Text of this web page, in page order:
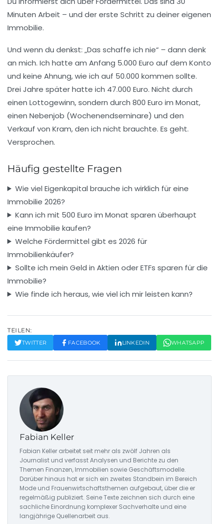
Minuten Arbeit – und der erste Schritt zu deiner eigenen
Immobilie.
Und wenn du denkst: „Das schaffe ich nie“ – dann denk
an mich. Ich hatte am Anfang 5.000 Euro auf dem Konto
und keine Ahnung, wie ich auf 50.000 kommen sollte.
Drei Jahre später hatte ich 47.000 Euro. Nicht durch
einen Lottogewinn, sondern durch 800 Euro im Monat,
einen Nebenjob (Wochenendseminare) und den
Verkauf von Kram, den ich nicht brauchte. Es geht.
Versprochen.
Häufig gestellte Fragen
Wie viel Eigenkapital brauche ich wirklich für eine
Immobilie 2026?
Kann ich mit 500 Euro im Monat sparen überhaupt
eine Immobilie kaufen?
Welche Fördermittel gibt es 2026 für
Immobilienkäufer?
Sollte ich mein Geld in Aktien oder ETFs sparen für die
Immobilie?
Wie finde ich heraus, wie viel ich mir leisten kann?
TEILEN:
TWITTER FACEBOOK LINKEDIN WHATSAPP
Fabian Keller
Fabian Keller arbeitet seit mehr als zwölf Jahren als
Journalist und verfasst Analysen und Berichte zu den
Themen Finanzen, Immobilien sowie Geschäftsmodelle.
Darüber hinaus hat er sich ein zweites Standbein im Bereich
Mode und Frauenwirtschaftsthemen aufgebaut, über die er
regelmäßig publiziert. Seine Texte zeichnen sich durch eine
sachliche Einordnung komplexer Sachverhalte und eine
langjährige Quellenarbeit aus.